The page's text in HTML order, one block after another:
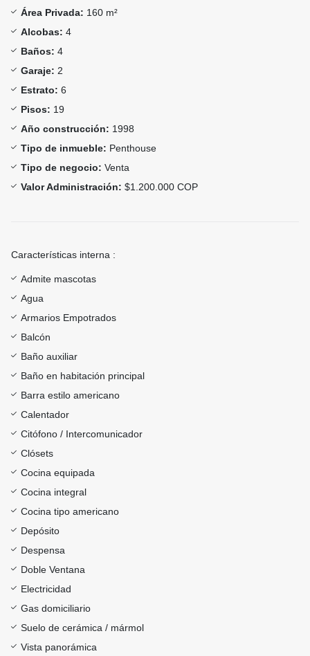
Área Privada: 160 m²
Alcobas: 4
Baños: 4
Garaje: 2
Estrato: 6
Pisos: 19
Año construcción: 1998
Tipo de inmueble: Penthouse
Tipo de negocio: Venta
Valor Administración: $1.200.000 COP
Características interna :
Admite mascotas
Agua
Armarios Empotrados
Balcón
Baño auxiliar
Baño en habitación principal
Barra estilo americano
Calentador
Citófono / Intercomunicador
Clósets
Cocina equipada
Cocina integral
Cocina tipo americano
Depósito
Despensa
Doble Ventana
Electricidad
Gas domiciliario
Suelo de cerámica / mármol
Vista panorámica